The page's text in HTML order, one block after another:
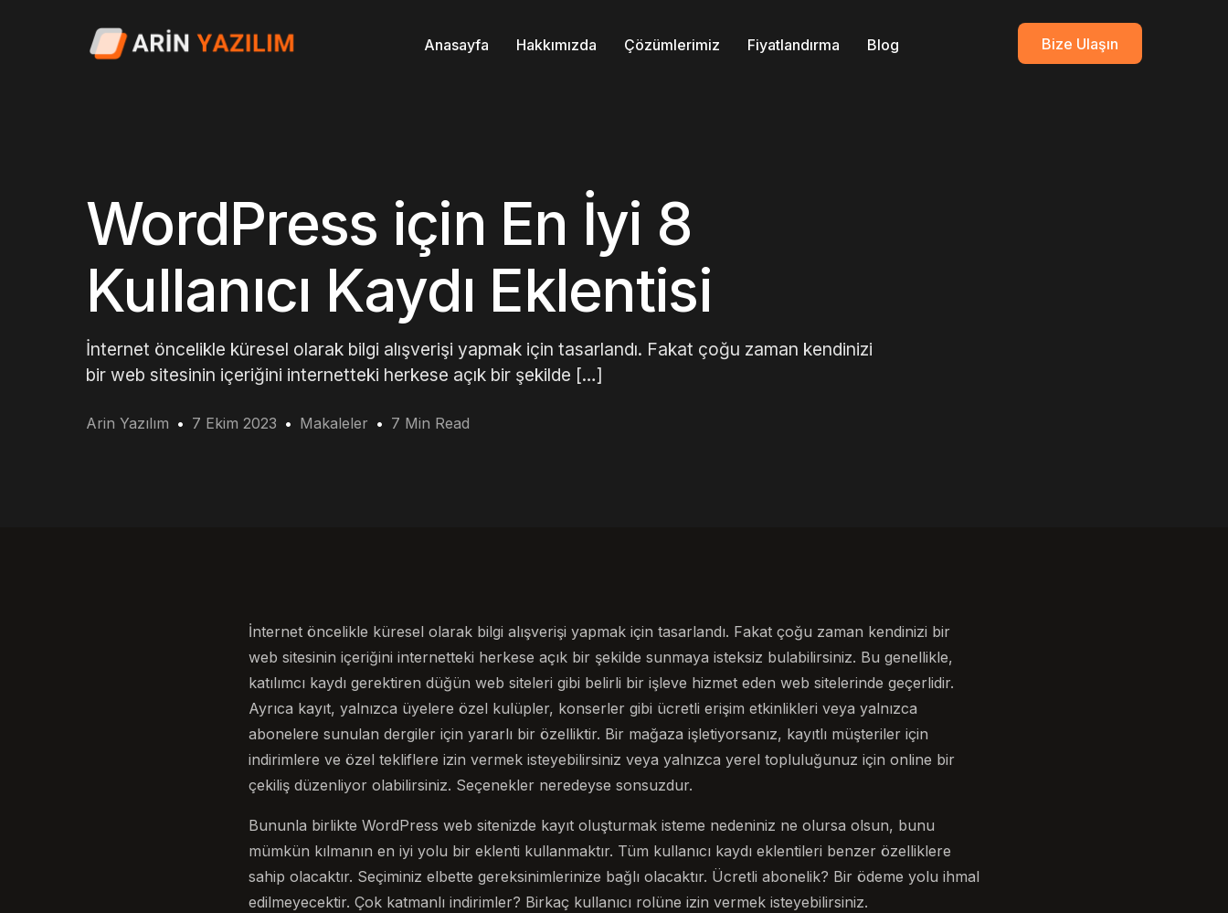
Anasayfa Hakkımızda Çözümlerimiz Fiyatlandırma Blog Bize Ulaşın
WordPress için En İyi 8
Kullanıcı Kaydı Eklentisi
İnternet öncelikle küresel olarak bilgi alışverişi yapmak için tasarlandı. Fakat çoğu zaman kendinizi
bir web sitesinin içeriğini internetteki herkese açık bir şekilde […]
Arin Yazılım 7 Ekim 2023 Makaleler 7 Min Read
İnternet öncelikle küresel olarak bilgi alışverişi yapmak için tasarlandı. Fakat çoğu zaman kendinizi bir
web sitesinin içeriğini internetteki herkese açık bir şekilde sunmaya isteksiz bulabilirsiniz. Bu genellikle,
katılımcı kaydı gerektiren düğün web siteleri gibi belirli bir işleve hizmet eden web sitelerinde geçerlidir.
Ayrıca kayıt, yalnızca üyelere özel kulüpler, konserler gibi ücretli erişim etkinlikleri veya yalnızca
abonelere sunulan dergiler için yararlı bir özelliktir. Bir mağaza işletiyorsanız, kayıtlı müşteriler için
indirimlere ve özel tekliflere izin vermek isteyebilirsiniz veya yalnızca yerel topluluğunuz için online bir
çekiliş düzenliyor olabilirsiniz. Seçenekler neredeyse sonsuzdur.
Bununla birlikte WordPress web sitenizde kayıt oluşturmak isteme nedeniniz ne olursa olsun, bunu
mümkün kılmanın en iyi yolu bir eklenti kullanmaktır. Tüm kullanıcı kaydı eklentileri benzer özelliklere
sahip olacaktır. Seçiminiz elbette gereksinimlerinize bağlı olacaktır. Ücretli abonelik? Bir ödeme yolu ihmal
edilmeyecektir. Çok katmanlı indirimler? Birkaç kullanıcı rolüne izin vermek isteyebilirsiniz.